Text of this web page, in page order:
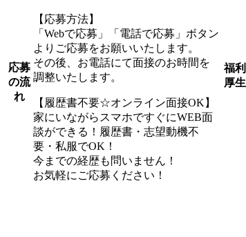
応募
の流
れ
【応募方法】
「Webで応募」「電話で応募」ボタン
よりご応募をお願いいたします。
その後、お電話にて面接のお時間を
調整いたします。
【履歴書不要☆オンライン面接OK】
家にいながらスマホですぐにWEB面
談ができる！履歴書・志望動機不
要・私服でOK！
今までの経歴も問いません！
お気軽にご応募ください！
福利
厚生